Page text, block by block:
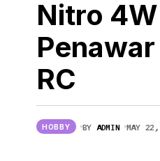
Samsung Mungkin
Nitro
RC
HOBBY BY ADMIN MAY